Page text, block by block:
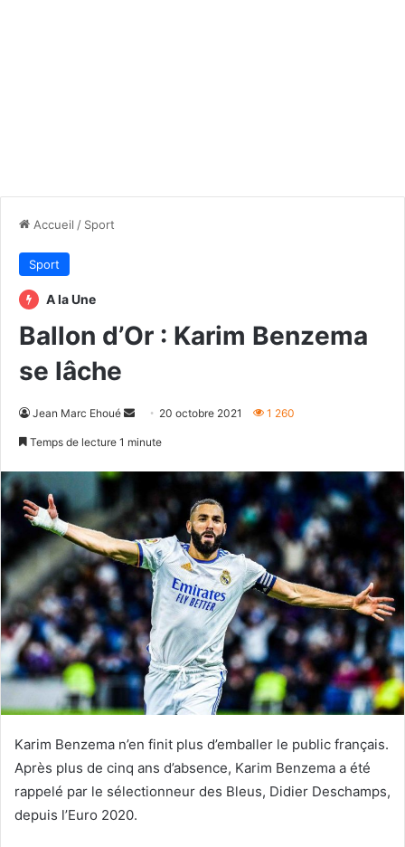
Accueil / Sport
Sport
A la Une
Ballon d’Or : Karim Benzema
se lâche
Jean Marc Ehoué
Envoyer20 octobre 2021 1 260
Temps de lecture 1 minute
Karim Benzema n’en finit plus d’emballer le public français.
Après plus de cinq ans d’absence, Karim Benzema a été
rappelé par le sélectionneur des Bleus, Didier Deschamps,
depuis l’Euro 2020.